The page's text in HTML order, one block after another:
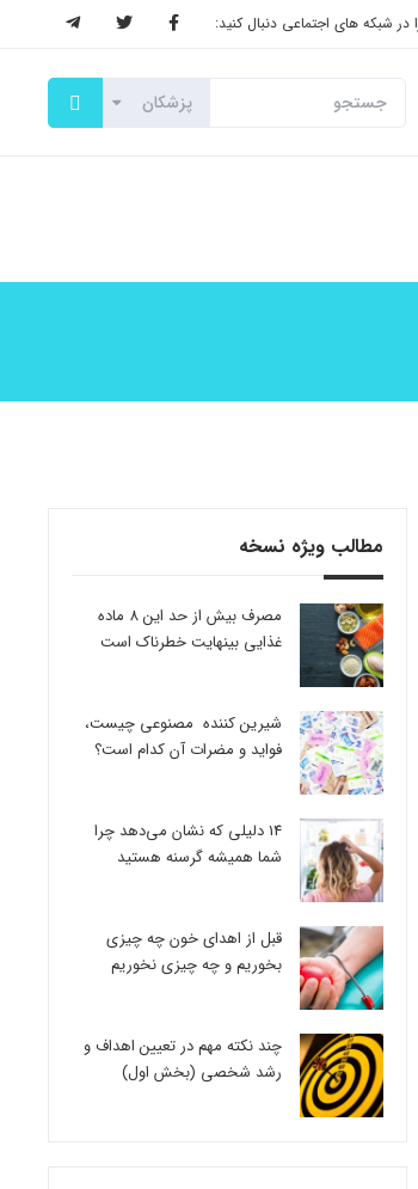
در شبکه های اجتماعی دنبال کنید:
مطالب ویژه نسخه
مصرف بیش از حد این 8 ماده
غذایی بینهایت خطرناک است
شیرین کننده مصنوعی چیست،
فواید و مضرات آن کدام است؟
14 دلیلی که نشان می‌دهد چرا
شما همیشه گرسنه هستید
قبل از اهدای خون چه چیزی
بخوریم و چه چیزی نخوریم
چند نکته مهم در تعیین اهداف و
رشد شخصی (بخش اول)